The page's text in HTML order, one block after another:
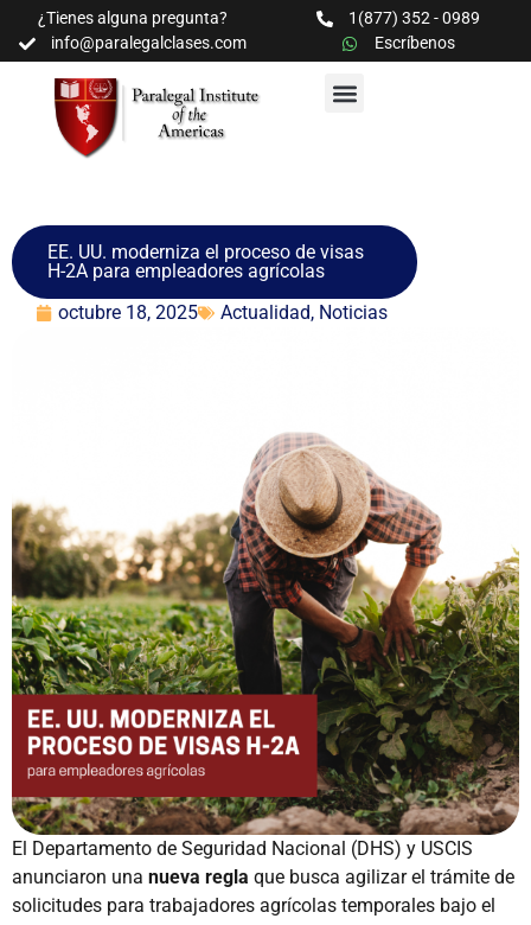
¿Tienes alguna pregunta?
1(877) 352 - 0989
info@paralegalclases.com
Escríbenos
EE. UU. moderniza el proceso de visas
H-2A para empleadores agrícolas
octubre 18, 2025
Actualidad, Noticias
El Departamento de Seguridad Nacional (DHS) y USCIS
anunciaron una nueva regla que busca agilizar el trámite de
solicitudes para trabajadores agrícolas temporales bajo el